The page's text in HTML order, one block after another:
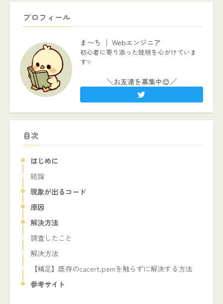
プロフィール
ま〜ち │ Webエンジニア
初心者に寄り添った説明を心がけていま
す✨
＼お友達を募集中😊／
目次
はじめに
結論
現象が出るコード
原因
解決方法
調査したこと
解決方法
【補足】既存のcacert.pemを触らずに解決する方法
参考サイト